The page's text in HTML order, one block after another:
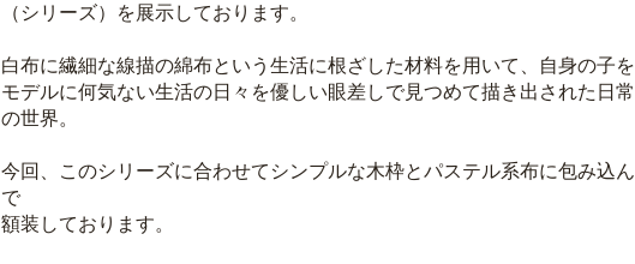
（シリーズ）を展示しております。
白布に繊細な線描の綿布という生活に根ざした材料を用いて、
自身の子を
モデルに何気ない生活の日々を優しい眼差しで見つめて描き出された日常
の世界。
今回、このシリーズに合わせてシンプルな木枠とパステル系布に包み込ん
で
額装しております。